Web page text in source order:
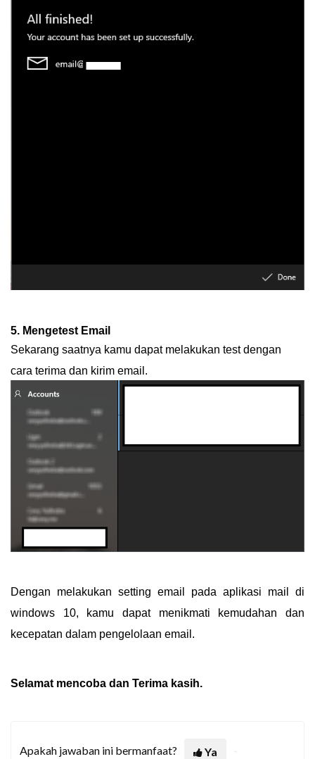
5. Mengetest Email
Sekarang saatnya kamu dapat melakukan test dengan
cara terima dan kirim email.
Dengan melakukan setting email pada aplikasi mail di
windows 10, kamu dapat menikmati kemudahan dan
kecepatan dalam pengelolaan email.
Selamat mencoba dan Terima kasih.
Apakah jawaban ini bermanfaat?
Ya